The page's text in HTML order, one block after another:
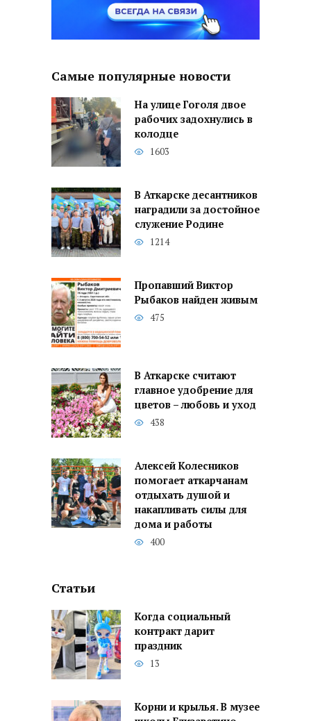
Самые популярные новости
На улице Гоголя двое
рабочих задохнулись в
колодце
1603
В Аткарске десантников
наградили за достойное
служение Родине
1214
Пропавший Виктор
Рыбаков найден живым
475
В Аткарске считают
главное удобрение для
цветов – любовь и уход
438
Алексей Колесников
помогает аткарчанам
отдыхать душой и
накапливать силы для
дома и работы
400
Статьи
Когда социальный
контракт дарит
праздник
13
Корни и крылья. В музее